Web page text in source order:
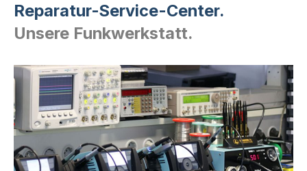
Reparatur-Service-Center.
Unsere Funkwerkstatt.